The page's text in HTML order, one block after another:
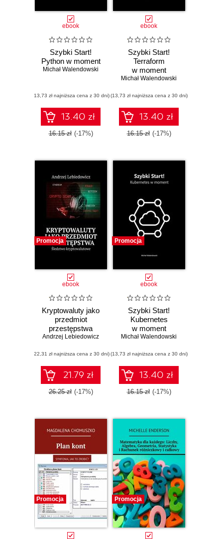
ebook
Szybki Start!
Python w moment
Michał Walendowski
(13,73 zł najniższa cena z 30 dni)
13.40 zł
16.15 zł (-17%)
ebook
Szybki Start!
Terraform
w moment
Michał Walendowski
(13,73 zł najniższa cena z 30 dni)
13.40 zł
16.15 zł (-17%)
Promocja
ebook
Kryptowaluty jako
przedmiot
przestępstwa
Andrzej Lebiedowicz
(22,31 zł najniższa cena z 30 dni)
21.79 zł
26.25 zł (-17%)
Promocja
ebook
Szybki Start!
Kubernetes
w moment
Michał Walendowski
(13,73 zł najniższa cena z 30 dni)
13.40 zł
16.15 zł (-17%)
Promocja Promocja